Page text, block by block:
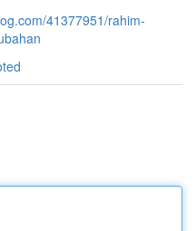
41377951/rahim-